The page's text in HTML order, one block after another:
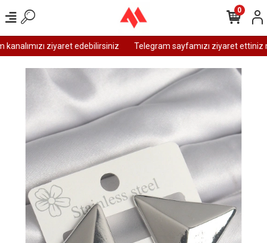
ziyaret edebilirsiniz Telegram sayfamızı ziyaret ettiniz
0